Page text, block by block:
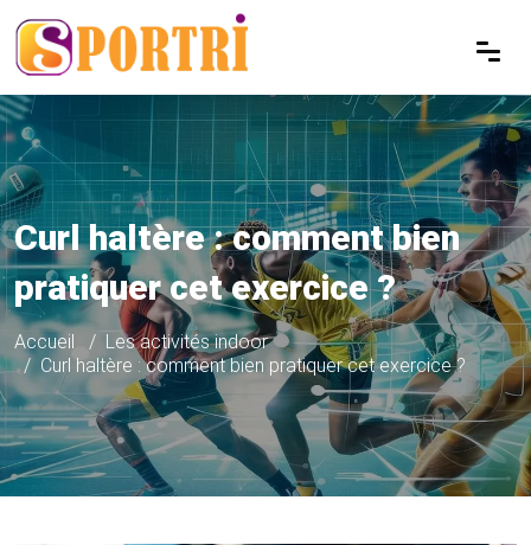
Curl haltère : comment bien
pratiquer cet exercice ?
Accueil
Les activités indoor
Curl haltère : comment bien pratiquer cet exercice ?